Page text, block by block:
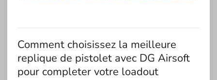
Comment choisissez la meilleure
replique de pistolet avec DG Airsoft
pour completer votre loadout